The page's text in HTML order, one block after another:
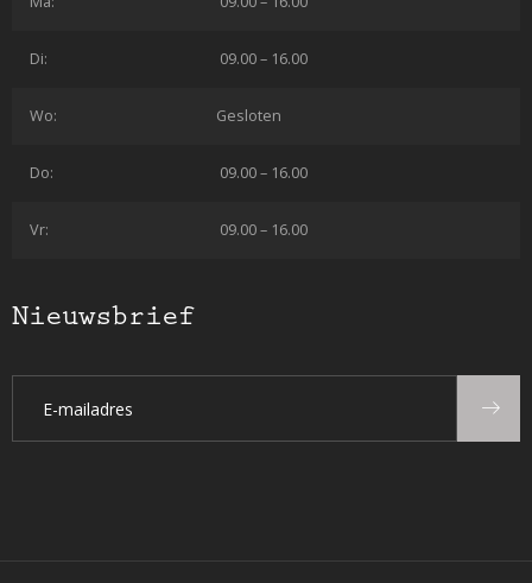
Di: 09.00 – 16.00
Wo: Gesloten
Do: 09.00 – 16.00
Vr: 09.00 – 16.00
Nieuwsbrief